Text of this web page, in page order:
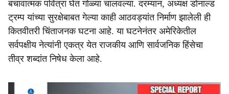
बचावात्मक पवित्रा घेत गोळ्या चालवल्या. दरम्यान, अध्यक्ष डोनाल्ड
ट्रम्प यांच्या सुरक्षेबाबत गेल्या काही आठवड्यांत निर्माण झालेली ही
कितवीतरी चिंताजनक घटना आहे. या घटनेनंतर अमेरिकेतील
सर्वपक्षीय नेत्यांनी एकत्र येत राजकीय आणि सार्वजनिक हिंसेचा
तीव्र शब्दांत निषेध केला आहे.